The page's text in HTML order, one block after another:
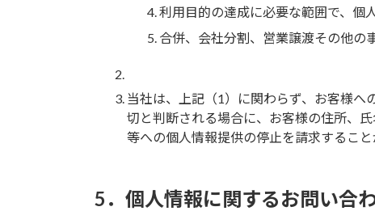
利用目的の達成に必要な範囲で、個
合併、会社分割、営業譲渡その他の
当社は、上記（1）に関わらず、お客様
切と判断される場合に、お客様の住所、
等への個人情報提供の停止を請求すること
5．個人情報に関するお問い合